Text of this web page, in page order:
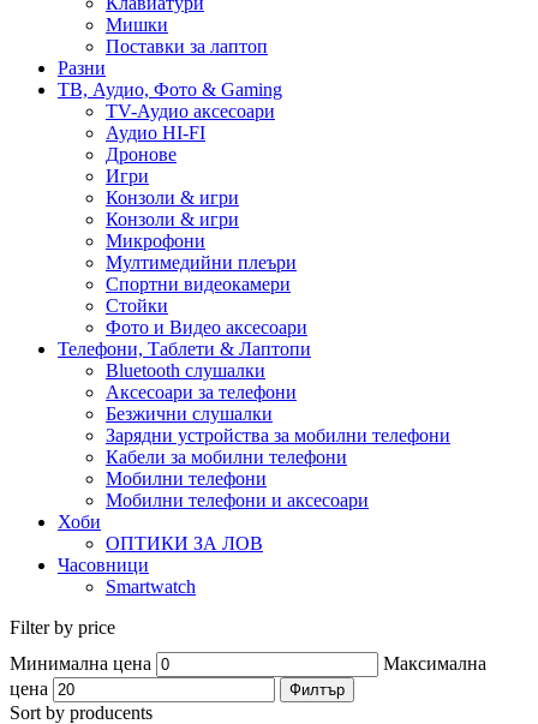
Мишки
Поставки за лаптоп
Разни
ТВ, Аудио, Фото & Gaming
TV-Аудио аксесоари
Аудио HI-FI
Дронове
Игри
Конзоли & игри
Конзоли & игри
Микрофони
Мултимедийни плеъри
Спортни видеокамери
Стойки
Фото и Видео аксесоари
Телефони, Таблети & Лаптопи
Bluetooth слушалки
Аксесоари за телефони
Безжични слушалки
Зарядни устройства за мобилни телефони
Кабели за мобилни телефони
Мобилни телефони
Мобилни телефони и аксесоари
Хоби
ОПТИКИ ЗА ЛОВ
Часовници
Smartwatch
Filter by price
Минимална цена
Максимална
цена
Филтър
Sort by producents